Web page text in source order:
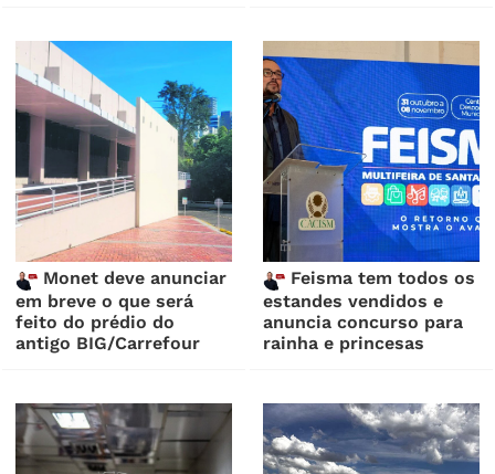
Monet deve anunciar
em breve o que será
feito do prédio do
antigo BIG/Carrefour
Feisma tem todos os
estandes vendidos e
anuncia concurso para
rainha e princesas